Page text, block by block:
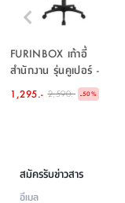
FURINBOX เก้าอี้
สำนักงาน รุ่นคูเปอร์ -
1,295.- 2,590.- -50%
สมัครรับข่าวสาร